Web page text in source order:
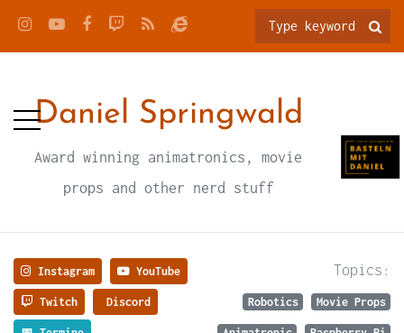
Daniel Springwald
Award winning animatronics, movie
props and other nerd stuff
Instagram YouTube
Twitch Discord
Topics:
Robotics Movie Props